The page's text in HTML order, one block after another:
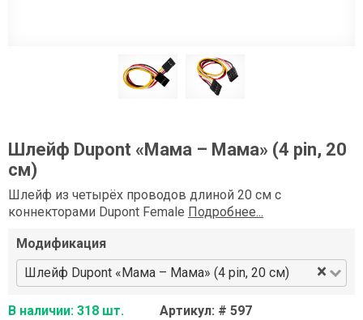
Шлейф Dupont «Мама – Мама» (4 pin, 20
см)
Шлейф из четырёх проводов длиной 20 см с
коннекторами Dupont Female Подробнее...
Модификация
Шлейф Dupont «Мама – Мама» (4 pin, 20 см)
×
В наличии: 318 шт. Артикул: # 597